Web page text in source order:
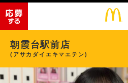
朝霞台駅前店
(アサカダイエキマエテン)